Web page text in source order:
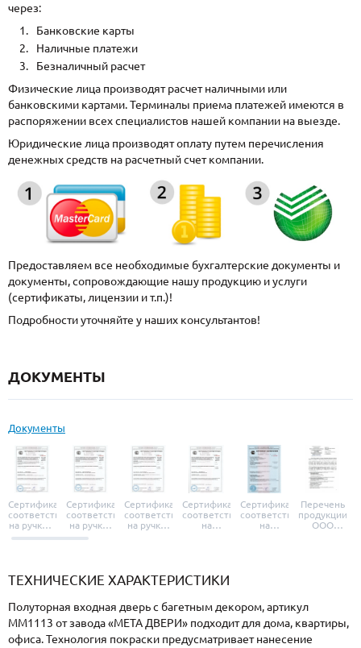
через:
Банковские карты
Наличные платежи
Безналичный расчет
Физические лица производят расчет наличными или
банковскими картами. Терминалы приема платежей имеются в
распоряжении всех специалистов нашей компании на выезде.
Юридические лица производят оплату путем перечисления
денежных средств на расчетный счет компании.
Предоставляем все необходимые бухгалтерские документы и
документы, сопровождающие нашу продукцию и услуги
(сертификаты, лицензии и т.п.)!
Подробности уточняйте у наших консультантов!
ДОКУМЕНТЫ
Документы
Сертификат
соответствия
на ручки и
броненакладки
Сертификат
соответствия
на ручки-
защелки
Сертификат
соответствия
на ручки-
Сертификат
соответствия
на
Сертификат
соответствия
на
Перечень
продукции
ООО
ТЕХНИЧЕСКИЕ ХАРАКТЕРИСТИКИ
Полуторная входная дверь с багетным декором, артикул
ММ1113 от завода «МЕТА ДВЕРИ» подходит для дома, квартиры,
офиса. Технология покраски предусматривает нанесение